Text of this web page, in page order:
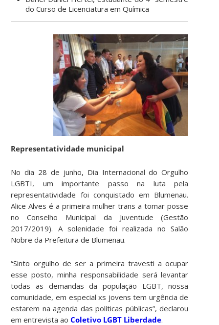
do Curso de Licenciatura em Química
Representatividade municipal
No dia 28 de junho, Dia Internacional do Orgulho
LGBTI, um importante passo na luta pela
representatividade foi conquistado em Blumenau.
Alice Alves é a primeira mulher trans a tomar posse
no Conselho Municipal da Juventude (Gestão
2017/2019). A solenidade foi realizada no Salão
Nobre da Prefeitura de Blumenau.
“Sinto orgulho de ser a primeira travesti a ocupar
esse posto, minha responsabilidade será levantar
todas as demandas da população LGBT, nossa
comunidade, em especial xs jovens tem urgência de
estarem na agenda das políticas públicas”,declarou
em entrevista aoColetivo LGBT Liberdade.